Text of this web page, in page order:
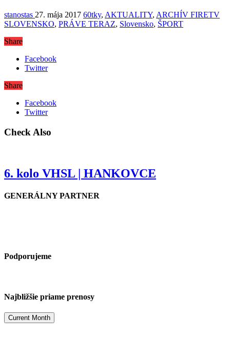
stanostas 27. mája 2017 60tky, AKTUALITY, ARCHÍV FIRETV
SLOVENSKO, PRÁVE TERAZ, Slovensko, ŠPORT
Share
Facebook
Twitter
Share
Facebook
Twitter
Check Also
6. kolo VHSL | HANKOVCE
GENERÁLNY PARTNER
Podporujeme
Najbližšie priame prenosy
Current Month